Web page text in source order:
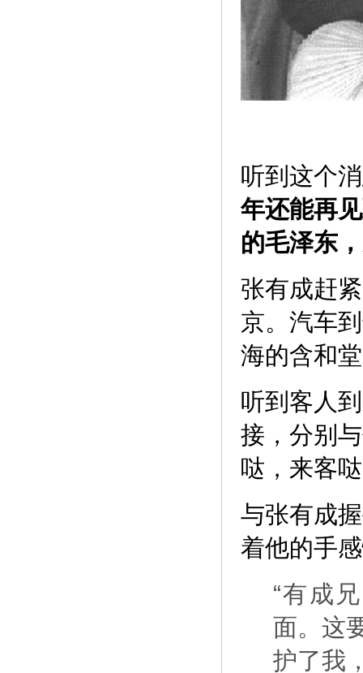
听到这个
年还能再
的毛泽东
张有成赶
京。汽车
海的含和
听到客人
接，分别
哒，来客
与张有成
着他的手
“有成
面。这
护了我